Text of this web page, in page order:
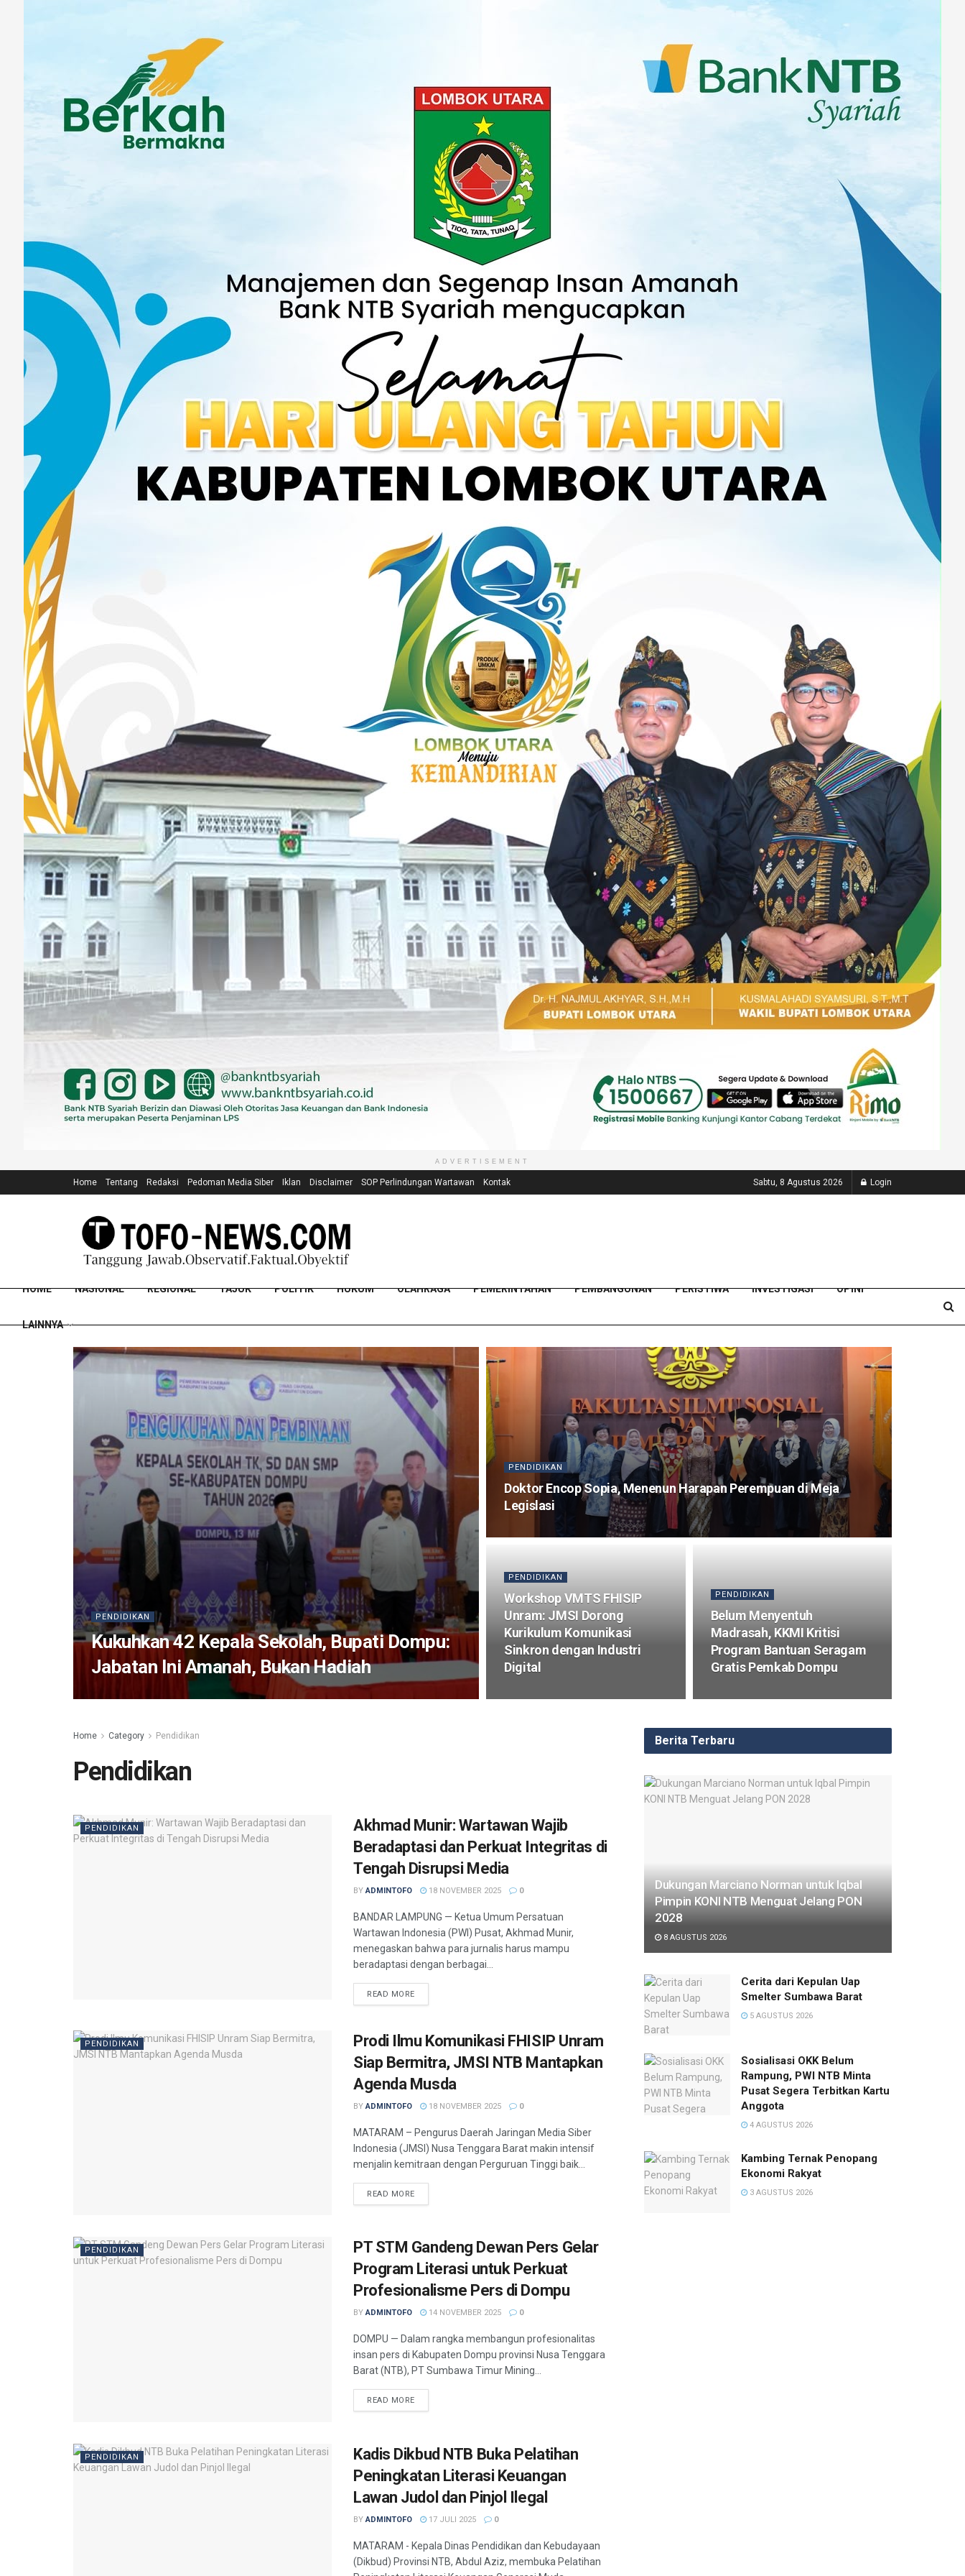
ADVERTISEMENT
Home Tentang Redaksi Pedoman Media Siber Iklan Disclaimer SOP Perlindungan Wartawan Kontak Sabtu, 8 Agustus 2026 Login
HOME NASIONAL REGIONAL TAJUK POLITIK HUKUM OLAHRAGA PEMERINTAHAN PEMBANGUNAN PERISTIWA INVESTIGASI OPINI
LAINNYA
PENDIDIKAN
Kukuhkan 42 Kepala Sekolah, Bupati Dompu:
Jabatan Ini Amanah, Bukan Hadiah
PENDIDIKAN
Doktor Encop Sopia, Menenun Harapan Perempuan di Meja
Legislasi
PENDIDIKAN
Workshop VMTS FHISIP
Unram: JMSI Dorong
Kurikulum Komunikasi
Sinkron dengan Industri
Digital
PENDIDIKAN
Belum Menyentuh
Madrasah, KKMI Kritisi
Program Bantuan Seragam
Gratis Pemkab Dompu
Home Category Pendidikan
Pendidikan
PENDIDIKAN
Akhmad Munir: Wartawan Wajib
Beradaptasi dan Perkuat Integritas di
Tengah Disrupsi Media
BY ADMINTOFO 18 NOVEMBER 2025 0
BANDAR LAMPUNG — Ketua Umum Persatuan
Wartawan Indonesia (PWI) Pusat, Akhmad Munir,
menegaskan bahwa para jurnalis harus mampu
beradaptasi dengan berbagai...
READ MORE
PENDIDIKAN
Prodi Ilmu Komunikasi FHISIP Unram
Siap Bermitra, JMSI NTB Mantapkan
Agenda Musda
BY ADMINTOFO 18 NOVEMBER 2025 0
MATARAM – Pengurus Daerah Jaringan Media Siber
Indonesia (JMSI) Nusa Tenggara Barat makin intensif
menjalin kemitraan dengan Perguruan Tinggi baik...
READ MORE
PENDIDIKAN
PT STM Gandeng Dewan Pers Gelar
Program Literasi untuk Perkuat
Profesionalisme Pers di Dompu
BY ADMINTOFO 14 NOVEMBER 2025 0
DOMPU — Dalam rangka membangun profesionalitas
insan pers di Kabupaten Dompu provinsi Nusa Tenggara
Barat (NTB), PT Sumbawa Timur Mining...
READ MORE
PENDIDIKAN
Kadis Dikbud NTB Buka Pelatihan
Peningkatan Literasi Keuangan
Lawan Judol dan Pinjol Ilegal
BY ADMINTOFO 17 JULI 2025 0
MATARAM - Kepala Dinas Pendidikan dan Kebudayaan
(Dikbud) Provinsi NTB, Abdul Aziz, membuka Pelatihan
Berita Terbaru
Dukungan Marciano Norman untuk Iqbal
Pimpin KONI NTB Menguat Jelang PON
2028
8 AGUSTUS 2026
Cerita dari Kepulan Uap
Smelter Sumbawa Barat
5 AGUSTUS 2026
Sosialisasi OKK Belum
Rampung, PWI NTB Minta
Pusat Segera Terbitkan Kartu
Anggota
4 AGUSTUS 2026
Kambing Ternak Penopang
Ekonomi Rakyat
3 AGUSTUS 2026